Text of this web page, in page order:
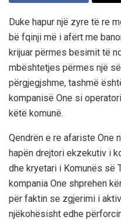
Duke hapur një zyre të re
bë fqinji më i afërt me
krijuar përmes besimit të
mbështetjes përmes një
përgjegjshme, tashmë
kompanisë One si
këtë komunë.
Qendrën e re afariste One
hapën drejtori ekzekutiv i
dhe kryetari i Komunës së
kompania One shprehen
për faktin se zgjerimi i
njëkohësisht edhe